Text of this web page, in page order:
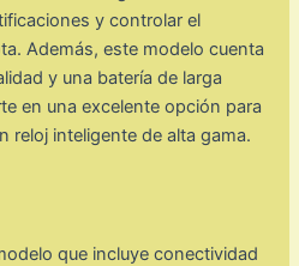
y controlar el
Además, este modelo cuenta
y una batería de larga
en una excelente opción para
reloj inteligente de alta gama.
que incluye conectividad